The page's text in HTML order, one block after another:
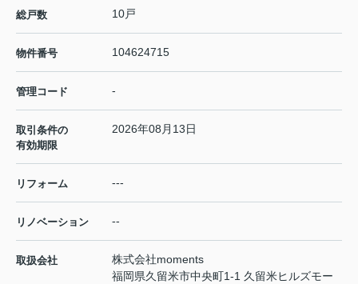
総戸数 10戸
物件番号 104624715
管理コード -
取引条件の
有効期限
2026年08月13日
リフォーム ---
リノベーション --
取扱会社
株式会社moments
福岡県久留米市中央町1-1 久留米ヒルズモー